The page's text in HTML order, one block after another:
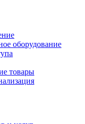
оборудование
товары